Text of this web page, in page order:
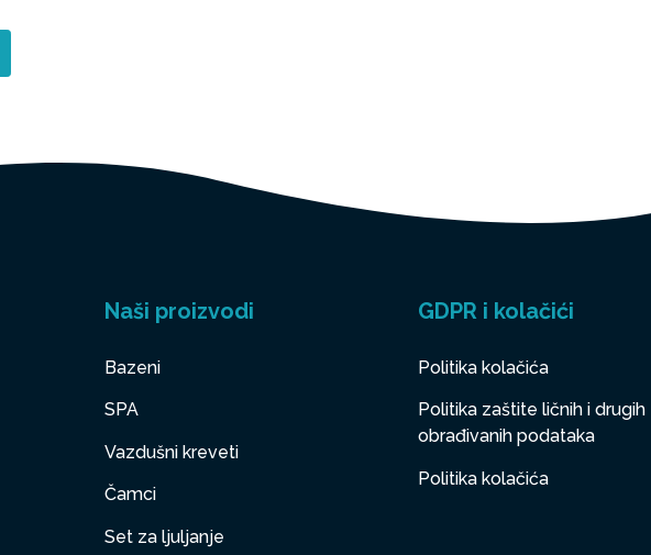
Naši proizvodi
Bazeni
SPA
Vazdušni kreveti
Čamci
Set za ljuljanje
GDPR i kolačići
Politika kolačića
Politika zaštite ličnih i drugih
obrađivanih podataka
Politika kolačića